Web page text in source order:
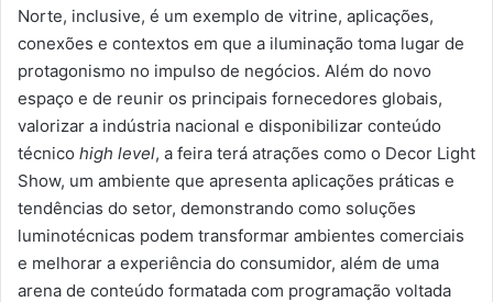
Norte, inclusive, é um exemplo de vitrine, aplicações,
conexões e contextos em que a iluminação toma lugar de
protagonismo no impulso de negócios. Além do novo
espaço e de reunir os principais fornecedores globais,
valorizar a indústria nacional e disponibilizar conteúdo
técnico high level, a feira terá atrações como o Decor Light
Show, um ambiente que apresenta aplicações práticas e
tendências do setor, demonstrando como soluções
luminotécnicas podem transformar ambientes comerciais
e melhorar a experiência do consumidor, além de uma
arena de conteúdo formatada com programação voltada